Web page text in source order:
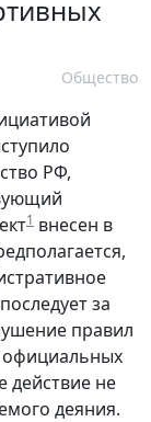
Общество
РФ,
1 внесен в
за
правил
официальных
действие не
деяния.